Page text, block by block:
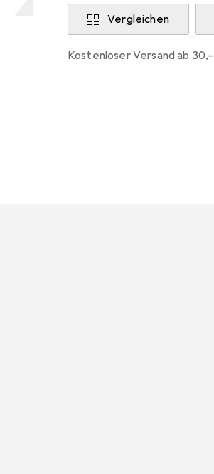
Vergleichen
Kostenloser Versand ab 30,–